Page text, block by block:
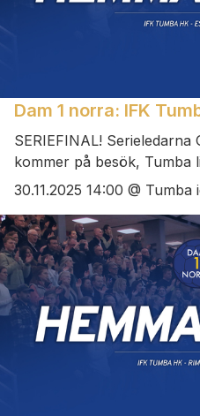
Dam 1 norra: IFK
SERIEFINAL! Serieledarna
kommer på besök, Tumba
30.11.2025 14:00 @ Tumba